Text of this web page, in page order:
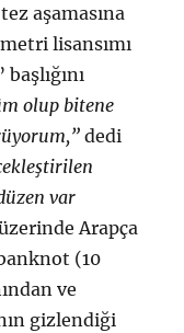
aşamasına
lisansımı
olup bitene
dedi
var
Arapça
(10
ve
gizlendiği